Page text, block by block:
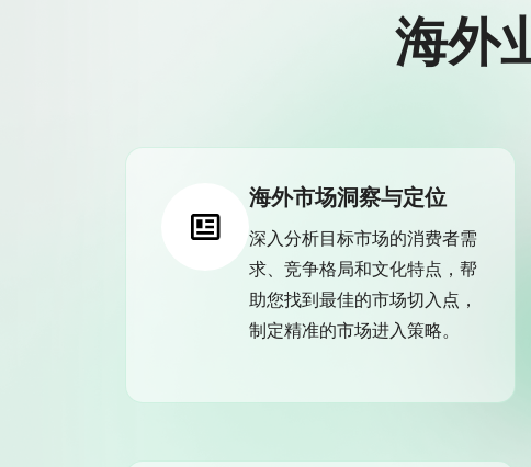
海外
海外市场洞察与定位
深入分析目标市场的消费者需
求、竞争格局和文化特点，帮
助您找到最佳的市场切入点，
制定精准的市场进入策略。